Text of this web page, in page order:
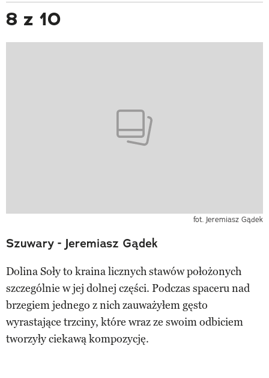
8 z 10
fot. Jeremiasz Gądek
Szuwary - Jeremiasz Gądek
Dolina Soły to kraina licznych stawów położonych
szczególnie w jej dolnej części. Podczas spaceru nad
brzegiem jednego z nich zauważyłem gęsto
wyrastające trzciny, które wraz ze swoim odbiciem
tworzyły ciekawą kompozycję.